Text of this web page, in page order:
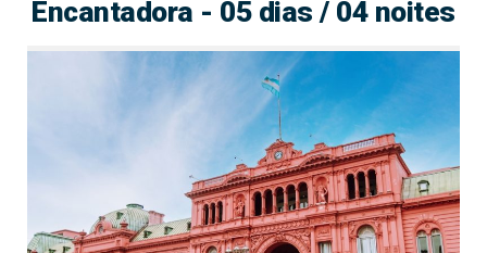
Encantadora - 05 dias / 04 noites